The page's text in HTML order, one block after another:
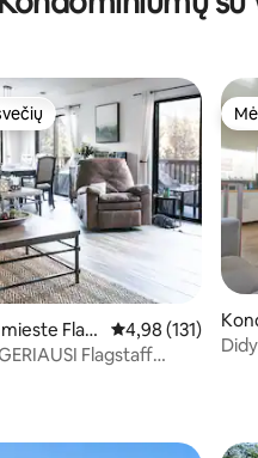
146
Flag
Vidutinis
4,98 (131)
Flagstaff
staff